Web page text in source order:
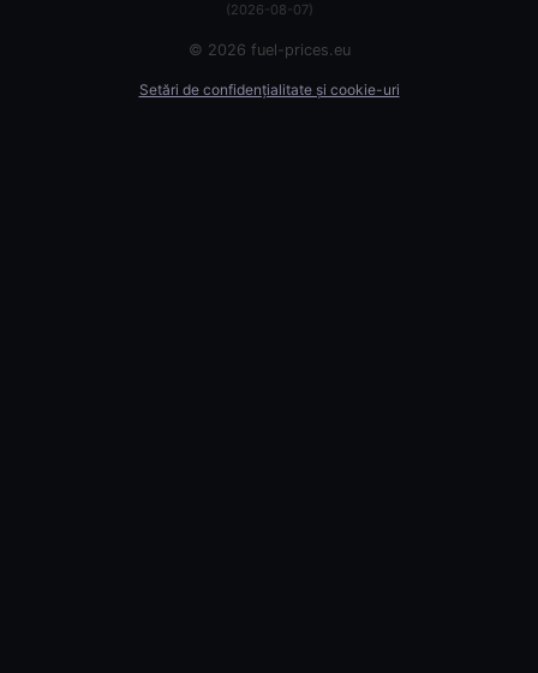
(2026-08-07)
© 2026 fuel-prices.eu
Setări de confidențialitate și cookie-uri